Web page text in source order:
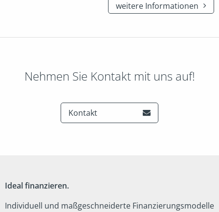
weitere Informationen
Nehmen Sie Kontakt mit uns auf!
Kontakt
Ideal finanzieren.
Individuell und maßgeschneiderte Finanzierungsmodelle